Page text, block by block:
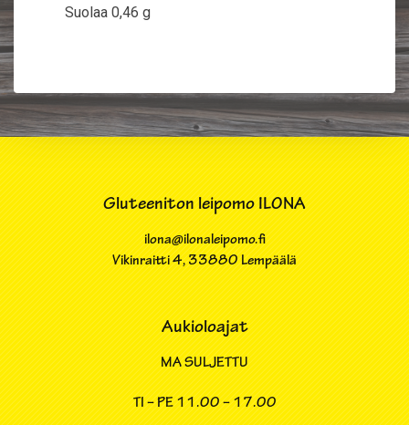
Suolaa 0,46 g
Gluteeniton leipomo ILONA
ilona@ilonaleipomo.fi
Vikinraitti 4​, 33880 Lempäälä
Aukioloajat
MA SULJETTU
TI – PE11.00 – 17.00